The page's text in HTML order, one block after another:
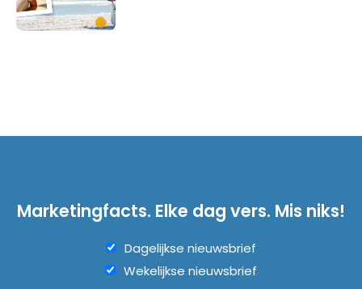
Marketingfacts. Elke dag vers. Mis niks!
Dagelijkse nieuwsbrief
Wekelijkse nieuwsbrief